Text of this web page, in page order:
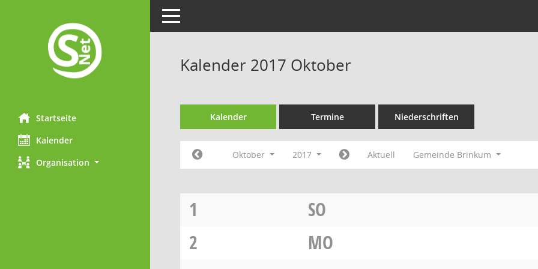
Startseite
Kalender
Organisation
Toggle navigation
Kalender 2017 Oktober
Kalender Termine Niederschriften
Oktober 2017 Aktuell Gemeinde Brinkum
1
SO
2
MO